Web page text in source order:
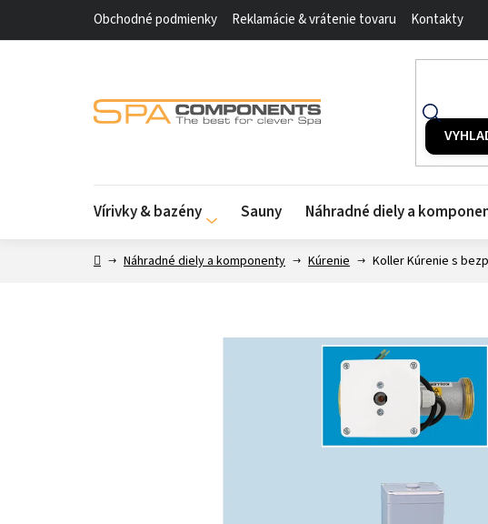
Obchodné podmienky Reklamácie & vrátenie tovaru Kontakty
Vírivky & bazény Sauny Náhradné diely a
DomovNáhradné diely a komponenty Kúrenie Koller Kúrenie s